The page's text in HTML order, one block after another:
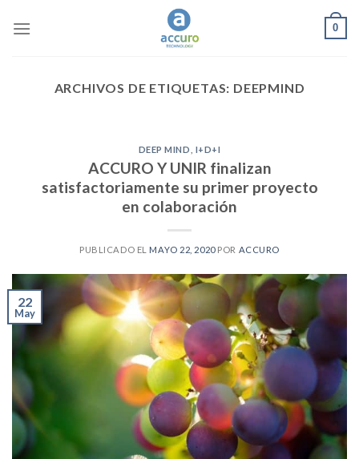
0
ARCHIVOS DE ETIQUETAS: DEEPMIND
DEEP MIND I+D+I
ACCURO Y UNIR finalizan
satisfactoriamente su primer proyecto
en colaboración
PUBLICADO EL MAYO 22, 2020POR ACCURO
22
May